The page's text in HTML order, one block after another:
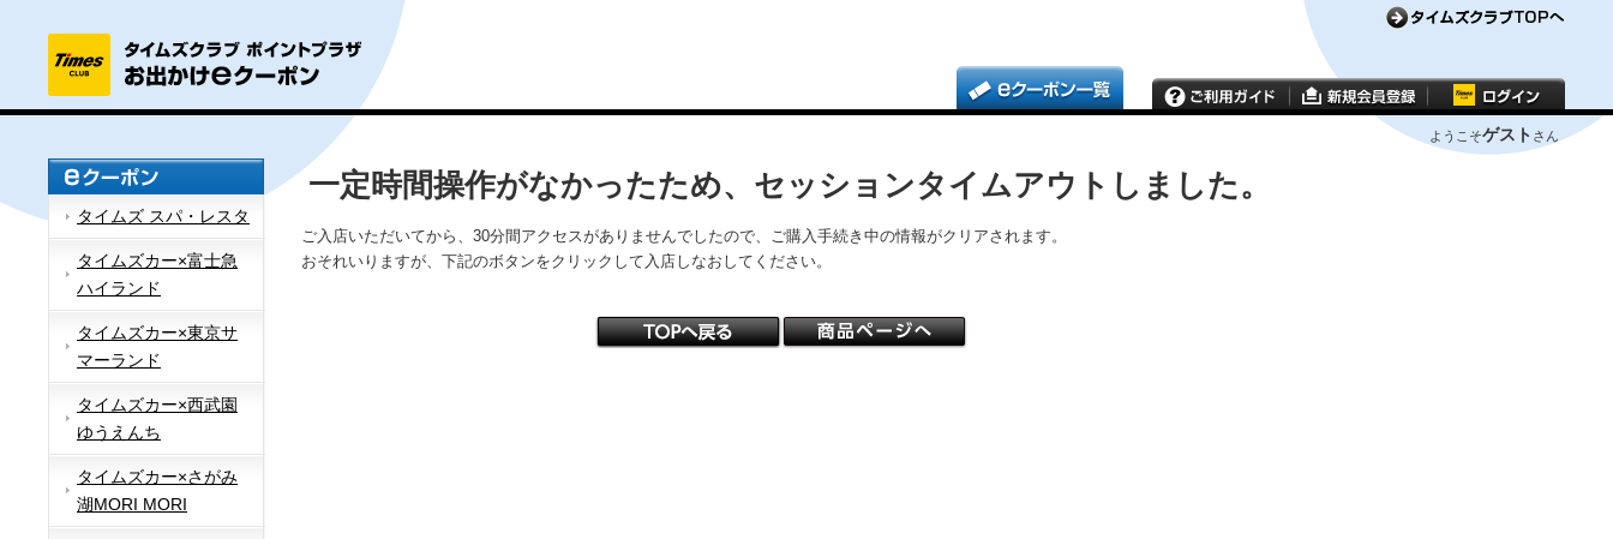
ようこそゲスト さん
タイムズ スパ・レスタ
タイムズカー×富士急
ハイランド
タイムズカー×東京サ
マーランド
タイムズカー×西武園
ゆうえんち
タイムズカー×さがみ
湖MORI MORI
一定時間操作がなかったため、セッションタイムアウトしました。
ご入店いただいてから、30分間アクセスがありませんでしたので、ご購入手続き中の情報がクリアされます。
おそれいりますが、下記のボタンをクリックして入店しなおしてください。